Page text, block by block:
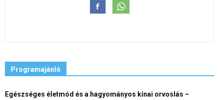
Programajánló
Egészséges életmód és a hagyományos kínai orvoslás –